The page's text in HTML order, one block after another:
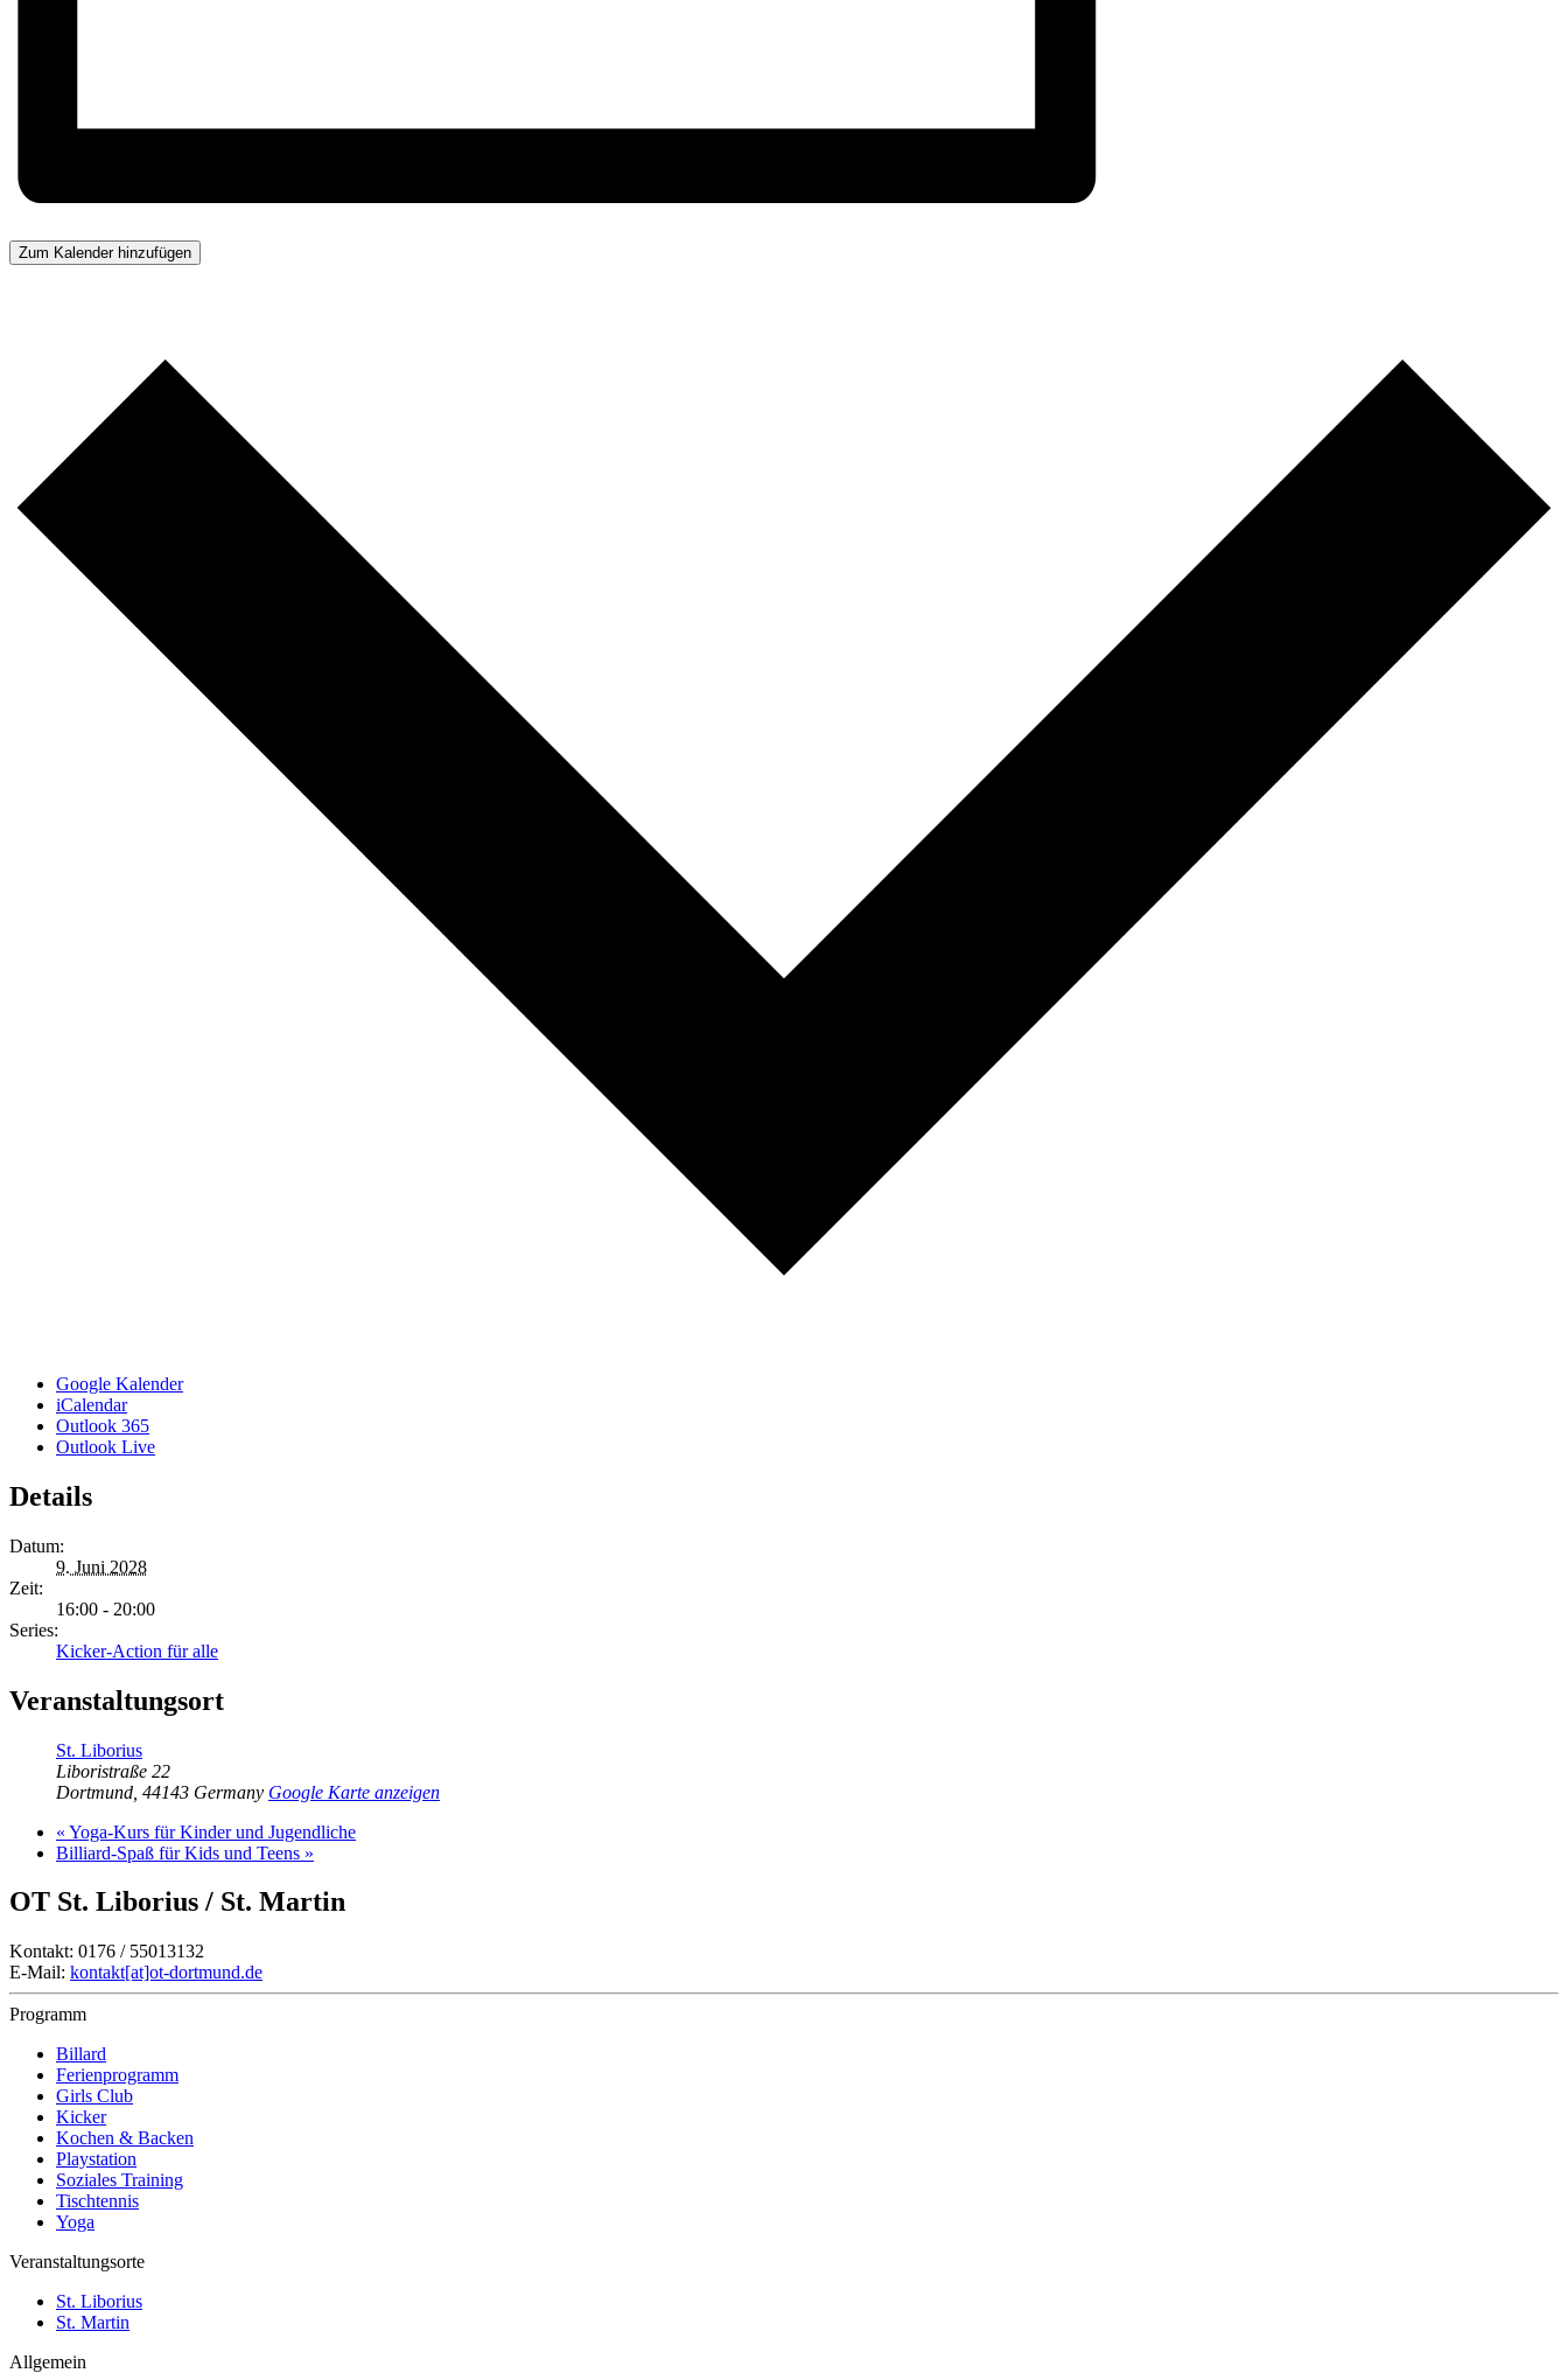
Zum Kalender hinzufügen
Google Kalender
iCalendar
Outlook 365
Outlook Live
Details
Datum:
9. Juni 2028
Zeit:
16:00 - 20:00
Series:
Kicker-Action für alle
Veranstaltungsort
St. Liborius
Liboristraße 22
Dortmund 44143 Germany Google Karte anzeigen
« Yoga-Kurs für Kinder und Jugendliche
Billiard-Spaß für Kids und Teens »
OT St. Liborius / St. Martin
Kontakt: 0176 / 55013132
E-Mail: kontakt[at]ot-dortmund.de
Programm
Billard
Ferienprogramm
Girls Club
Kicker
Kochen & Backen
Playstation
Soziales Training
Tischtennis
Yoga
Veranstaltungsorte
St. Liborius
St. Martin
Allgemein